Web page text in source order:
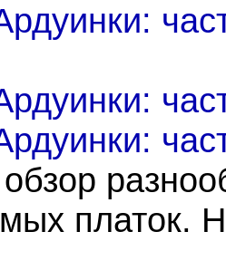
платок.